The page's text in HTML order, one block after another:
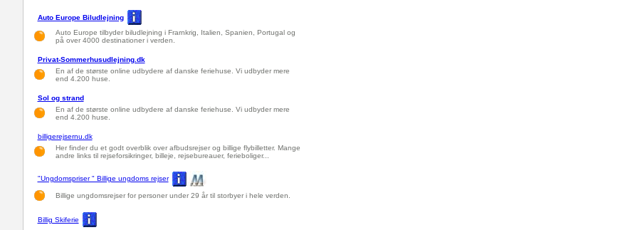
Auto Europe Biludlejning
Auto Europe tilbyder biludlejning i Frarnkrig, Italien, Spanien, Portugal og
på over 4000 destinationer i verden.
Privat-Sommerhusudlejning.dk
En af de største online udbydere af danske feriehuse. Vi udbyder mere
end 4.200 huse.
Sol og strand
En af de største online udbydere af danske feriehuse. Vi udbyder mere
end 4.200 huse.
billigerejsernu.dk
Her finder du et godt overblik over afbudsrejser og billige flybilletter. Mange
andre links til rejseforsikringer, billeje, rejsebureauer, ferieboliger...
"Ungdomspriser " Billige ungdoms rejser
Billige ungdomsrejser for personer under 29 år til storbyer i hele verden.
Billig Skiferie